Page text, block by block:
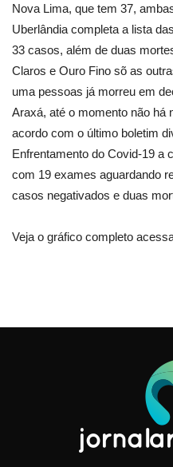
Nova Lima, que tem 37,
Uberlândia completa a lista
33 casos, além de duas
Claros e Ouro Fino sõ as
uma pessoas já morreu em
Araxá, até o momento não há
acordo com o último boletim
Enfrentamento do Covid-19 a
com 19 exames aguardando
casos negativados e duas
Veja o gráfico completo